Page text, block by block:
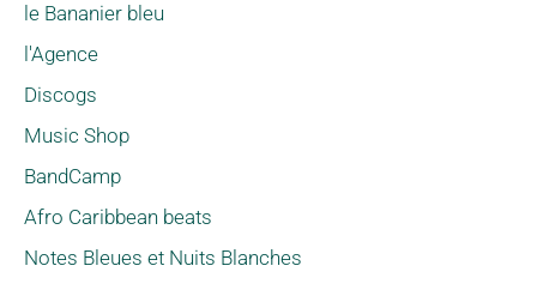
le Bananier bleu
l'Agence
Discogs
Music Shop
BandCamp
Afro Caribbean beats
Notes Bleues et Nuits Blanches